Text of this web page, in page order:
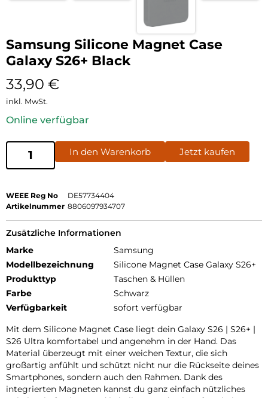
Samsung Silicone Magnet Case
Galaxy S26+ Black
33,90 €
inkl. MwSt.
Online verfügbar
In den Warenkorb Jetzt kaufen
WEEE Reg No
DE57734404
Artikelnummer 8806097934707
Zusätzliche Informationen
Marke
Samsung
Modellbezeichnung
Silicone Magnet Case Galaxy S26+
Produkttyp
Taschen & Hüllen
Farbe
Schwarz
Verfügbarkeit
sofort verfügbar
Mit dem Silicone Magnet Case liegt dein Galaxy S26 | S26+ |
S26 Ultra komfortabel und angenehm in der Hand. Das
Material überzeugt mit einer weichen Textur, die sich
großartig anfühlt und schützt nicht nur die Rückseite deines
Smartphones, sondern auch den Rahmen. Dank des
integrierten Magneten kannst du ganz einfach nützliches